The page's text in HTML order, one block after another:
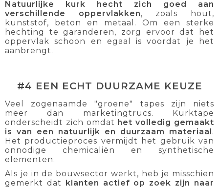
Natuurlijke kurk hecht zich goed aan
verschillende oppervlakken, zoals hout,
kunststof, beton en metaal. Om een sterke
hechting te garanderen, zorg ervoor dat het
oppervlak schoon en egaal is voordat je het
aanbrengt.
#4 EEN ECHT DUURZAME KEUZE
Veel zogenaamde "groene" tapes zijn niets
meer dan marketingtrucs. Kurktape
onderscheidt zich omdat het volledig gemaakt
is van een natuurlijk en duurzaam materiaal .
Het productieproces vermijdt het gebruik van
onnodige chemicaliën en synthetische
elementen.
Als je in de bouwsector werkt, heb je misschien
gemerkt dat
klanten actief op zoek zijn naar